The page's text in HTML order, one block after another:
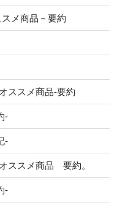
メ商品－要約
ススメ商品-要約
-
-
ススメ商品 要約。
-